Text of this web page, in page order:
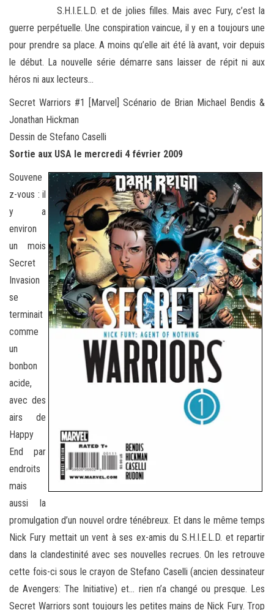
S.H.I.E.L.D. et de jolies filles. Mais avec Fury, c’est la
guerre perpétuelle. Une conspiration vaincue, il y en a toujours une
pour prendre sa place. A moins qu’elle ait été là avant, voir depuis
le début. La nouvelle série démarre sans laisser de répit ni aux
héros ni aux lecteurs…
Secret Warriors #1 [Marvel] Scénario de Brian Michael Bendis &
Jonathan Hickman
Dessin de Stefano Caselli
Sortie aux USA le mercredi 4 février 2009
Souvene
z-vous : il
y a
environ
un mois
Secret
Invasion
se
terminait
comme
un
bonbon
acide,
avec des
airs de
Happy
End par
endroits
mais
aussi la
promulgation d’un nouvel ordre ténébreux. Et dans le même temps
Nick Fury mettait un vent à ses ex-amis du S.H.I.E.L.D. et repartir
dans la clandestinité avec ses nouvelles recrues. On les retrouve
cette fois-ci sous le crayon de Stefano Caselli (ancien dessinateur
de Avengers: The Initiative) et… rien n’a changé ou presque. Les
Secret Warriors sont toujours les petites mains de Nick Fury. Trop